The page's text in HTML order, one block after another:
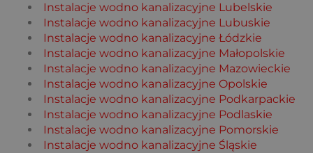
Instalacje wodno kanalizacyjne Lubelskie
Instalacje wodno kanalizacyjne Lubuskie
Instalacje wodno kanalizacyjne Łódzkie
Instalacje wodno kanalizacyjne Małopolskie
Instalacje wodno kanalizacyjne Mazowieckie
Instalacje wodno kanalizacyjne Opolskie
Instalacje wodno kanalizacyjne Podkarpackie
Instalacje wodno kanalizacyjne Podlaskie
Instalacje wodno kanalizacyjne Pomorskie
Instalacje wodno kanalizacyjne Śląskie